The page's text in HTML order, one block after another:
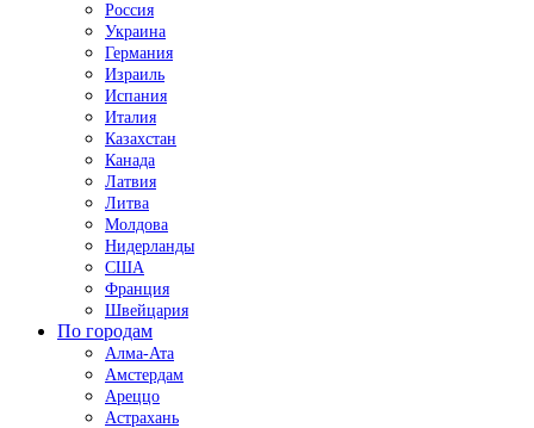
Россия
Украина
Германия
Израиль
Испания
Италия
Казахстан
Канада
Латвия
Литва
Молдова
Нидерланды
США
Франция
Швейцария
По городам
Алма-Ата
Амстердам
Ареццо
Астрахань